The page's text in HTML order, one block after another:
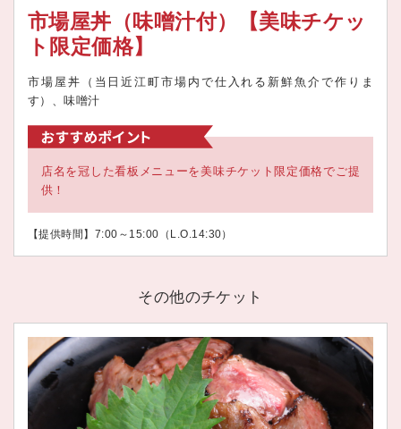
市場屋丼（味噌汁付）【美味チケッ
ト限定価格】
市場屋丼（当日近江町市場内で仕入れる新鮮魚介で作りま
す）、味噌汁
店名を冠した看板メニューを美味チケット限定価格でご提
供！
【提供時間】7:00～15:00（L.O.14:30）
その他のチケット